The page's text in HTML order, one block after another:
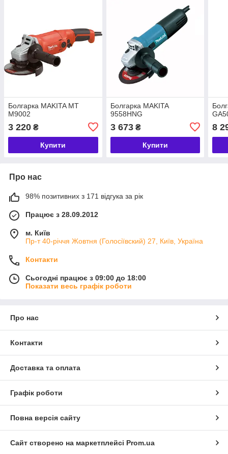
Болгарка MAKITA MT
M9002
3 220 ₴
Купити
Болгарка MAKITA
9558HNG
3 673₴
Купити
8
Про нас
98% позитивних з 171 відгука за рік
Працює з 28.09.2012
м. Київ
Пр-т 40-річчя Жовтня (Голосіївский) 27, Київ, Україна
Контакти
Сьогодні працює з 09:00 до 18:00
Показати весь графік роботи
Про нас
Контакти
Доставка та оплата
Графік роботи
Повна версія сайту
Сайт створено на маркетплейсі Prom.ua